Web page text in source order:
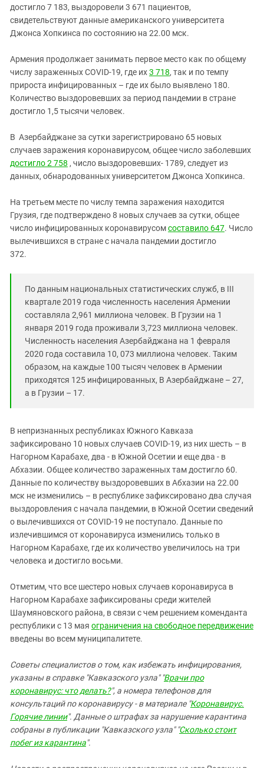
достигло 7 183, выздоровели 3 671 пациентов,
свидетельствуют данные американского университета
Джонса Хопкинса по состоянию на 22.00 мск.
Армения продолжает занимать первое место как по общему
числу зараженных COVID-19, где их3 718, так и по темпу
прироста инфицированных – где их было выявлено 180.
Количество выздоровевших за период пандемии в стране
достигло 1,5 тысячи человек.
В Азербайджане за сутки зарегистрировано 65 новых
случаев заражения коронавирусом, общее число заболевших
достигло 2 758 , число выздоровевших- 1789, следует из
данных, обнародованных университетом Джонса Хопкинса.
На третьем месте по числу темпа заражения находится
Грузия, где подтверждено 8 новых случаев за сутки, общее
число инфицированных коронавирусомсоставило 647. Число
вылечившихся в стране с начала пандемии достигло
372.
По данным национальных статистических служб, в III
квартале 2019 года численность населения Армении
составляла 2,961 миллиона человек. В Грузии на 1
января 2019 года проживали 3,723 миллиона человек.
Численность населения Азербайджана на 1 февраля
2020 года составила 10, 073 миллиона человек. Таким
образом, на каждые 100 тысяч человек в Армении
приходятся 125 инфицированных, В Азербайджане – 27,
а в Грузии – 17.
В непризнанных республиках Южного Кавказа
зафиксировано 10 новых случаев COVID-19, из них шесть – в
Нагорном Карабахе, два - в Южной Осетии и еще два - в
Абхазии. Общее количество зараженных там достигло 60.
Данные по количеству выздоровевших в Абхазии на 22.00
мск не изменились – в республике зафиксировано два случая
выздоровления c начала пандемии, в Южной Осетии сведений
о вылечившихся от COVID-19 не поступало. Данные по
излечившимся от коронавируса изменились только в
Нагорном Карабахе, где их количество увеличилось на три
человека и достигло восьми.
Отметим, что все шестеро новых случаев коронавируса в
Нагорном Карабахе зафиксированы среди жителей
Шаумяновского района, в связи с чем решением коменданта
республики с 13 мая ограничения на свободное передвижение
введены во всем муниципалитете.
Советы специалистов о том, как избежать инфицирования,
указаны в справке "Кавказского узла" "Врачи про
коронавирус: что делать?", а номера телефонов для
консультаций по коронавирусу - в материале "Коронавирус.
Горячие линии". Данные о штрафах за нарушение карантина
собраны в публикации "Кавказского узла" "Сколько стоит
побег из карантина".